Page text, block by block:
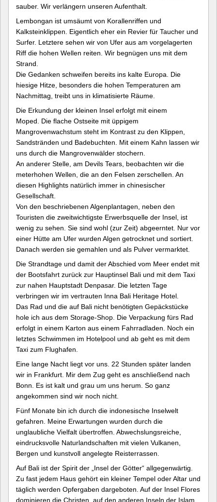
sauber. Wir verlängern unseren Aufenthalt.
Lembongan ist umsäumt von Korallenriffen und
Kalksteinklippen. Eigentlich eher ein Revier für Taucher und
Surfer. Letztere sehen wir von Ufer aus am vorgelagerten
Riff die hohen Wellen reiten. Wir begnügen uns mit dem
Strand.
Die Gedanken schweifen bereits ins kalte Europa. Die
hiesige Hitze, besonders die hohen Temperaturen am
Nachmittag, treibt uns in klimatisierte Räume.
Die Erkundung der kleinen Insel erfolgt mit einem
Moped. Die flache Ostseite mit üppigem
Mangrovenwachstum steht im Kontrast zu den Klippen,
Sandstränden und Badebuchten. Mit einem Kahn lassen wir
uns durch die Mangrovenwälder stochern.
An anderer Stelle, am Devils Tears, beobachten wir die
meterhohen Wellen, die an den Felsen zerschellen. An
diesen Highlights natürlich immer in chinesischer
Gesellschaft.
Von den beschriebenen Algenplantagen, neben den
Touristen die zweitwichtigste Erwerbsquelle der Insel, ist
wenig zu sehen. Sie sind wohl (zur Zeit) abgeerntet. Nur vor
einer Hütte am Ufer wurden Algen getrocknet und sortiert.
Danach werden sie gemahlen und als Pulver vermarktet.
Die Strandtage und damit der Abschied vom Meer endet mit
der Bootsfahrt zurück zur Hauptinsel Bali und mit dem Taxi
zur nahen Hauptstadt Denpasar. Die letzten Tage
verbringen wir im vertrauten Inna Bali Heritage Hotel.
Das Rad und die auf Bali nicht benötigten Gepäckstücke
hole ich aus dem Storage-Shop. Die Verpackung fürs Rad
erfolgt in einem Karton aus einem Fahrradladen. Noch ein
letztes Schwimmen im Hotelpool und ab geht es mit dem
Taxi zum Flughafen.
Eine lange Nacht liegt vor uns. 22 Stunden später landen
wir in Frankfurt. Mir dem Zug geht es anschließend nach
Bonn. Es ist kalt und grau um uns herum. So ganz
angekommen sind wir noch nicht.
Fünf Monate bin ich durch die indonesische Inselwelt
gefahren. Meine Erwartungen wurden durch die
unglaubliche Vielfalt übertroffen. Abwechslungsreiche,
eindrucksvolle Naturlandschaften mit vielen Vulkanen,
Bergen und kunstvoll angelegte Reisterrassen.
Auf Bali ist der Spirit der „Insel der Götter“ allgegenwärtig.
Zu fast jedem Haus gehört ein kleiner Tempel oder Altar und
täglich werden Opfergaben dargeboten. Auf der Insel Flores
dominieren die Christen, auf den anderen Inseln der Islam